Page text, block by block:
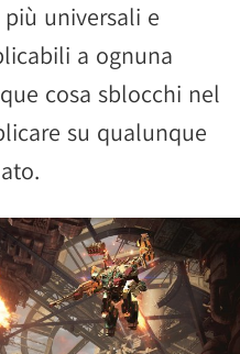
universali e
a ognuna
cosa sblocchi nel
su qualunque